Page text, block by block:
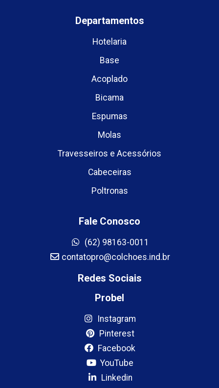
Departamentos
Hotelaria
Base
Acoplado
Bicama
Espumas
Molas
Travesseiros e Acessórios
Cabeceiras
Poltronas
Fale Conosco
(62) 98163-0011
contatopro@colchoes.ind.br
Redes Sociais
Probel
Instagram
Pinterest
Facebook
YouTube
Linkedin